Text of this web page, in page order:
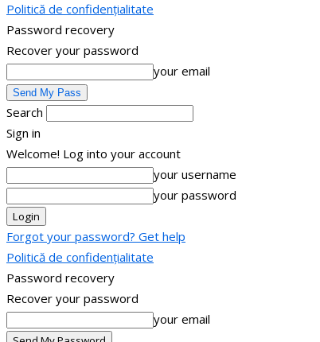
Politică de confidențialitate
Password recovery
Recover your password
your email
Search
Sign in
Welcome! Log into your account
your username
your password
Forgot your password? Get help
Politică de confidențialitate
Password recovery
Recover your password
your email